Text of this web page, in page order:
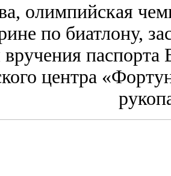
олимпийская
по биатлону,
вручения
центра